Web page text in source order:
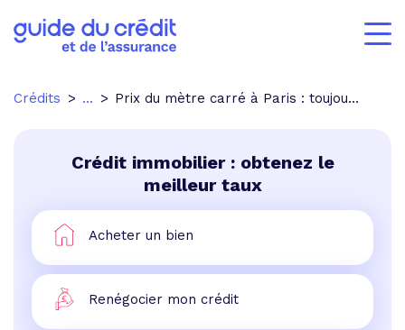
Crédits ... Prix du mètre carré à Paris : toujours aussi haut
Crédit immobilier : obtenez le
meilleur taux
Acheter un bien
Renégocier mon crédit